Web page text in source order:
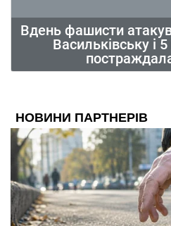
Вдень фашисти
Васильківську і